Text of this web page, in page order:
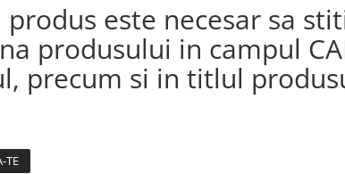
este necesar sa
produsului in campul
precum si in titlul